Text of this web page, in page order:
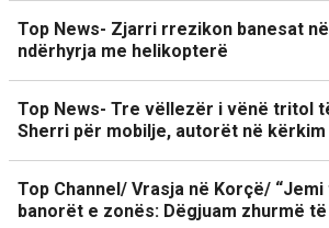
Top News- Zjarri rrezikon banesat
ndërhyrja me helikopterë
Top News- Tre vëllezër i vënë tritol
Sherri për mobilje, autorët në kërkim
Top Channel/ Vrasja në Korçë/
banorët e zonës: Dëgjuam zhurmë